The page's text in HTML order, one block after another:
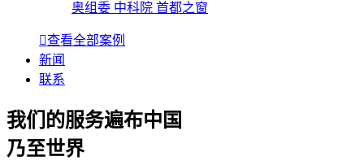
奥组委 中科院 首都之窗
查看全部案例
新闻
联系
我们的服务遍布中国
乃至世界